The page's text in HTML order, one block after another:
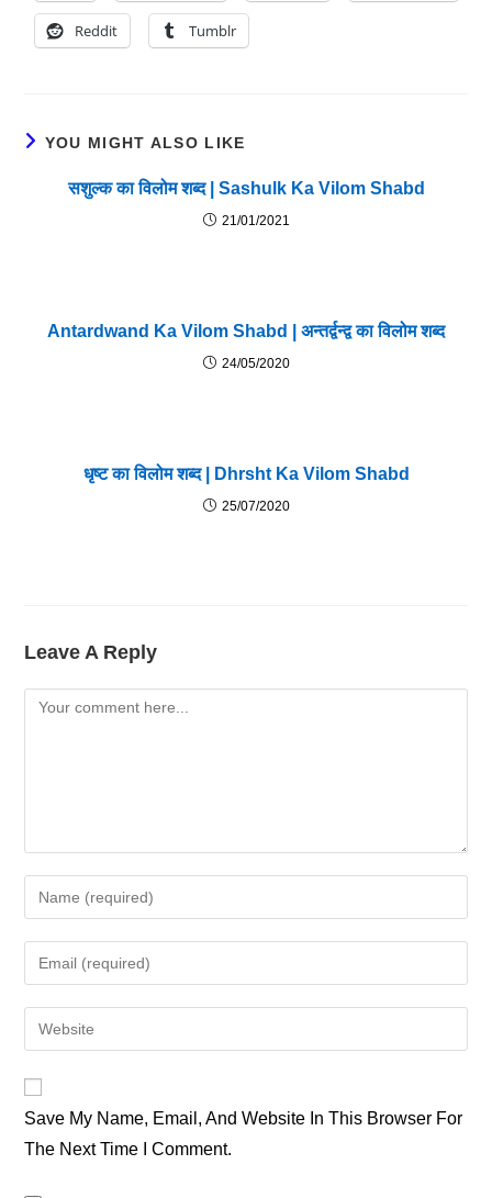
Reddit Tumblr
YOU MIGHT ALSO LIKE
सशुल्क का विलोम शब्द | Sashulk Ka Vilom Shabd
21/01/2021
Antardwand Ka Vilom Shabd | अन्तर्द्वन्द्व का विलोम शब्द
24/05/2020
धृष्ट का विलोम शब्द | Dhrsht Ka Vilom Shabd
25/07/2020
Leave A Reply
Comment
Your
Name
Or
To
Comment
Your
Email
Address
Your
URL
(optional)
Save My Name, Email, And Website In This Browser For
The Next Time I Comment.